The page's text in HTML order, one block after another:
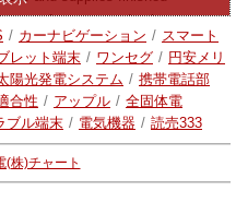
manufacturers and sales
materials and semi-finished
affiliates. The
temporary staffing, and
/ カーナビゲーション / スマート
レット端末 / ワンセグ / 円安メリ
陽光発電システム / 携帯電話部
合性 / アップル / 全固体電
ブル端末 / 電気機器 / 読売333